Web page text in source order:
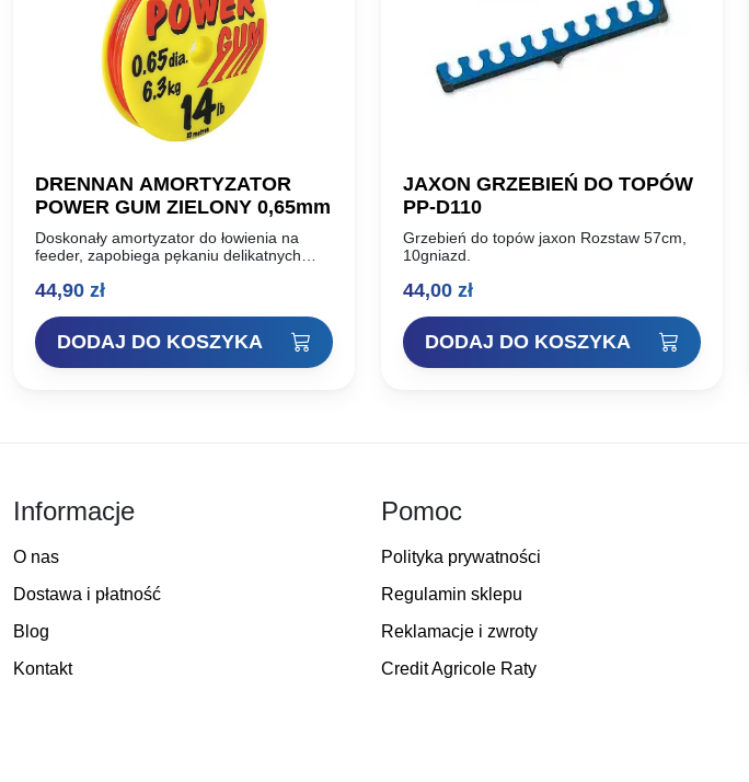
DRENNAN AMORTYZATOR
POWER GUM ZIELONY 0,65mm
Doskonały amortyzator do łowienia na
feeder, zapobiega pękaniu delikatnych
Kolor: zielony Średnica: 0,65mm Długość:
44,90 zł
DODAJ DO KOSZYKA
JAXON GRZEBIEŃ DO TOPÓW
PP-D110
Grzebień do topów jaxon Rozstaw 57cm,
10gniazd.
44,00 zł
DODAJ DO KOSZYKA
Informacje
O nas
Dostawa i płatność
Blog
Kontakt
Pomoc
Polityka prywatności
Regulamin sklepu
Reklamacje i zwroty
Credit Agricole Raty